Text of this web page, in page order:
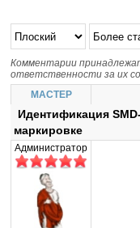
Комментарии
ответственности за их
MACTEP
Идентификация
маркировке
Администратор